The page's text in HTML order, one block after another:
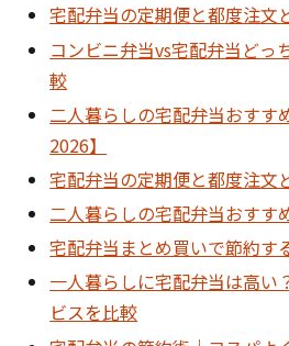
宅配弁当の定期便と都度注文
コンビニ弁当vs宅配弁当どっ
較
二人暮らしの宅配弁当おすす
2026】
宅配弁当の定期便と都度注文
二人暮らしの宅配弁当おすす
宅配弁当まとめ買いで節約す
一人暮らしに宅配弁当は高い
ビスを比較